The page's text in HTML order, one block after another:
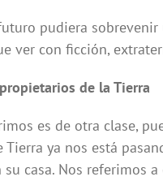
pudiera
ver con ficción,
de la Tierra
es de otra clase,
ya nos está
casa. Nos referimos